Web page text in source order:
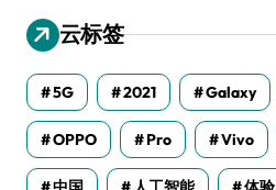
云标签
5G 2021 Galaxy
OPPO Pro Vivo